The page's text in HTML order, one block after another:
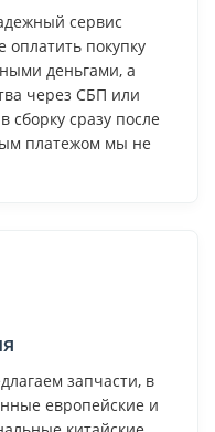
сервис
покупку
деньгами, а
через СБП или
сборку сразу после
платежом мы не
запчасти, в
европейские и